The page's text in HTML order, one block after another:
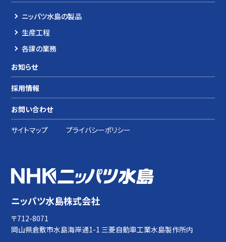
ニッパツ水島の製品
生産工程
各課の業務
お知らせ
採用情報
お問い合わせ
サイトマップ プライバシーポリシー
ニッパツ水島株式会社
〒712-8071
岡山県倉敷市水島海岸通1-1 三菱自動車工業水島製作所内